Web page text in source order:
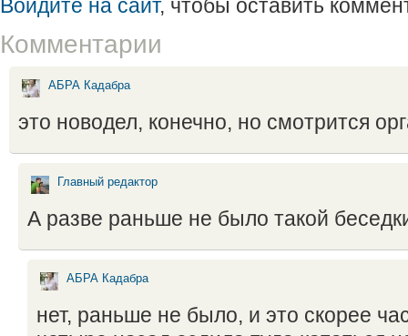
Войдите на сайт, чтобы оставить
Комментарии
АБРА Кадабра
это новодел, конечно, но смотрится
Главный редактор
А разве раньше не было такой
АБРА Кадабра
нет, раньше не было, и это скорее